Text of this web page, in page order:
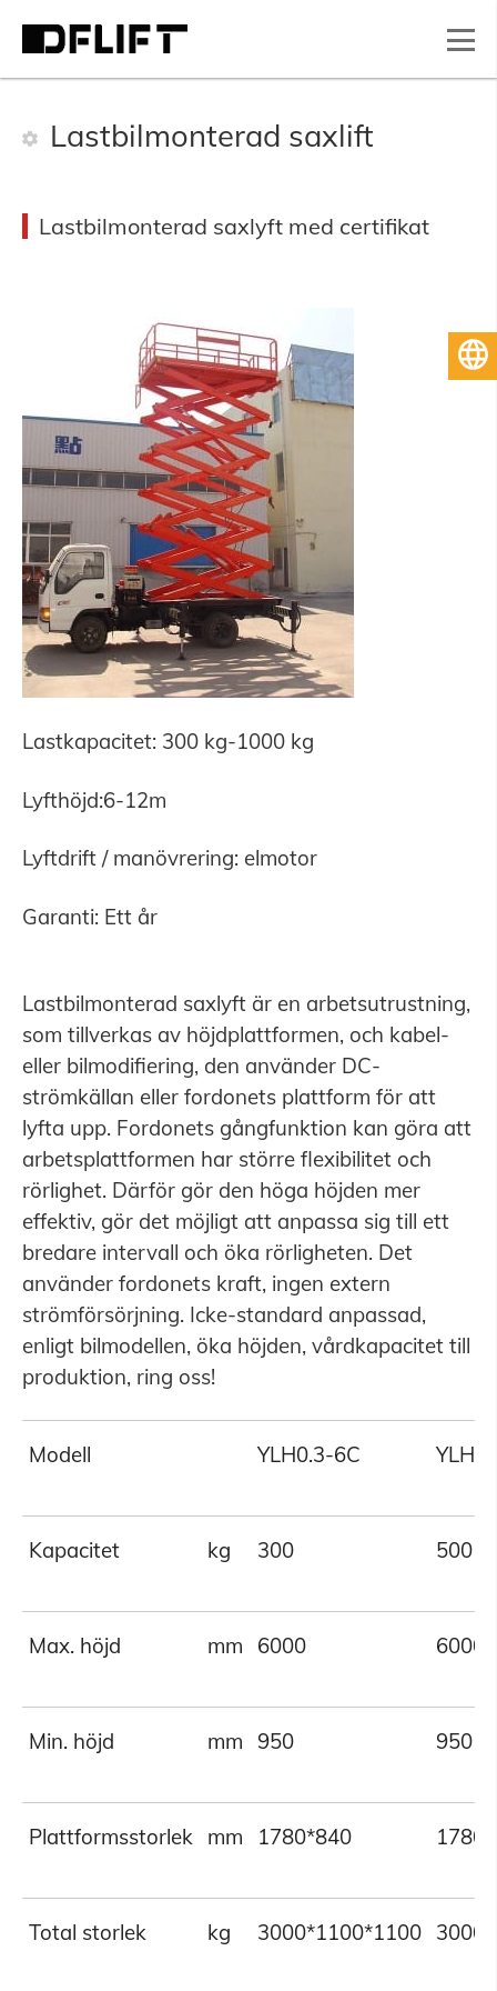
Lastbilmonterad saxlift
Lastbilmonterad saxlyft med certifikat
Lastkapacitet: 300 kg-1000 kg
Lyfthöjd:6-12m
Lyftdrift / manövrering: elmotor
Garanti: Ett år
Lastbilmonterad saxlyft är en arbetsutrustning,
som tillverkas av höjdplattformen, och kabel-
eller bilmodifiering, den använder DC-
strömkällan eller fordonets plattform för att
lyfta upp. Fordonets gångfunktion kan göra att
arbetsplattformen har större flexibilitet och
rörlighet. Därför gör den höga höjden mer
effektiv, gör det möjligt att anpassa sig till ett
bredare intervall och öka rörligheten. Det
använder fordonets kraft, ingen extern
strömförsörjning. Icke-standard anpassad,
enligt bilmodellen, öka höjden, vårdkapacitet till
produktion, ring oss!
Modell YLH0.3-6C
Kapacitet kg 300 500
Max. höjd mm 6000 6000
Min. höjd mm 950 950
Plattformsstorlek mm 1780*840
Total storlek kg 3000*1100*1100
Svenska